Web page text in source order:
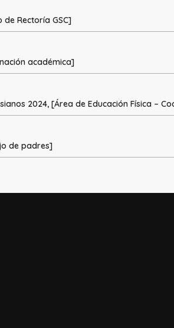
de Rectoría GSC]
académica]
2024, [Área de Educación Física –
de padres]